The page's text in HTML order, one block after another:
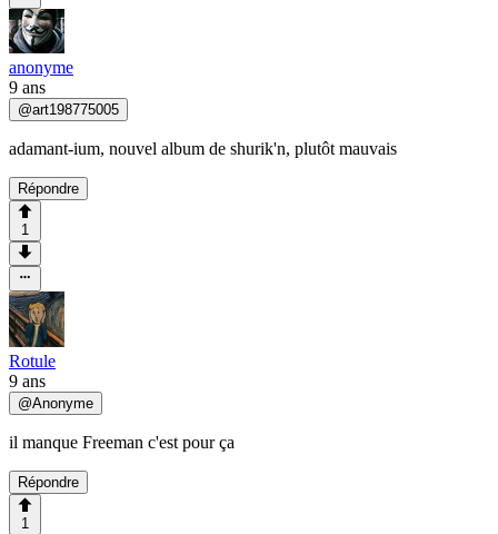
anonyme
9 ans
@art198775005
adamant-ium, nouvel album de shurik'n, plutôt mauvais
Répondre
1
Rotule
9 ans
@Anonyme
il manque Freeman c'est pour ça
Répondre
1